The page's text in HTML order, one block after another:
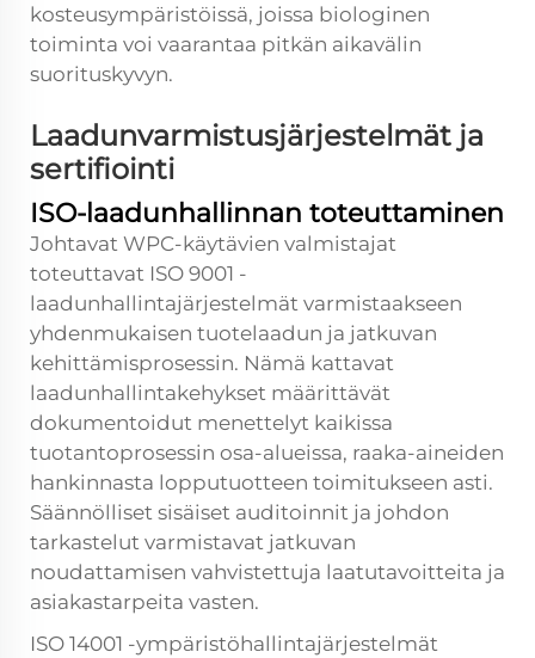
kosteusympäristöissä, joissa biologinen
toiminta voi vaarantaa pitkän aikavälin
suorituskyvyn.
Laadunvarmistusjärjestelmät ja
sertifiointi
ISO-laadunhallinnan toteuttaminen
Johtavat WPC-käytävien valmistajat
toteuttavat ISO 9001 -
laadunhallintajärjestelmät varmistaakseen
yhdenmukaisen tuotelaadun ja jatkuvan
kehittämisprosessin. Nämä kattavat
laadunhallintakehykset määrittävät
dokumentoidut menettelyt kaikissa
tuotantoprosessin osa-alueissa, raaka-aineiden
hankinnasta lopputuotteen toimitukseen asti.
Säännölliset sisäiset auditoinnit ja johdon
tarkastelut varmistavat jatkuvan
noudattamisen vahvistettuja laatutavoitteita ja
asiakastarpeita vasten.
ISO 14001 -ympäristöhallintajärjestelmät